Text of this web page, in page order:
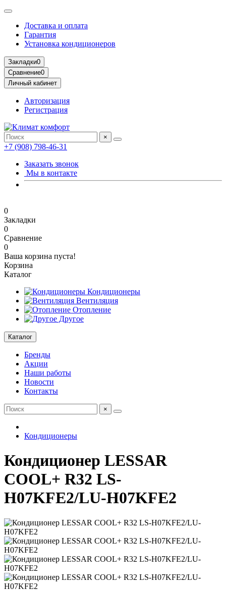
Доставка и оплата
Гарантия
Установка кондиционеров
Закладки0
Сравнение0
Личный кабинет
Авторизация
Регистрация
×
+7 (908) 798-46-31
Заказать звонок
Мы в контакте
0
Закладки
0
Сравнение
0
Ваша корзина пуста!
Корзина
Каталог
Кондиционеры
Вентиляция
Отопление
Другое
Каталог
Бренды
Акции
Наши работы
Новости
Контакты
×
Кондиционеры
Кондиционер LESSAR
COOL+ R32 LS-
H07KFE2/LU-H07KFE2